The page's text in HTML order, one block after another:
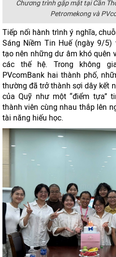
Chương trình gặp mặt tại Cần
Petromekong và
Tiếp nối hành trình ý nghĩa,
Sáng Niềm Tin Huế (ngày 9/
tạo nên những dư âm khó quên
các thế hệ. Trong không
PVcomBank hai thành phố,
thường đã trở thành sợi dây kết
của Quỹ như một “điểm tựa”
thành viên cùng nhau thắp lên
tài năng hiếu học.